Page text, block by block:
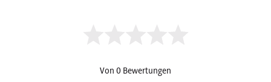
Von 0 Bewertungen